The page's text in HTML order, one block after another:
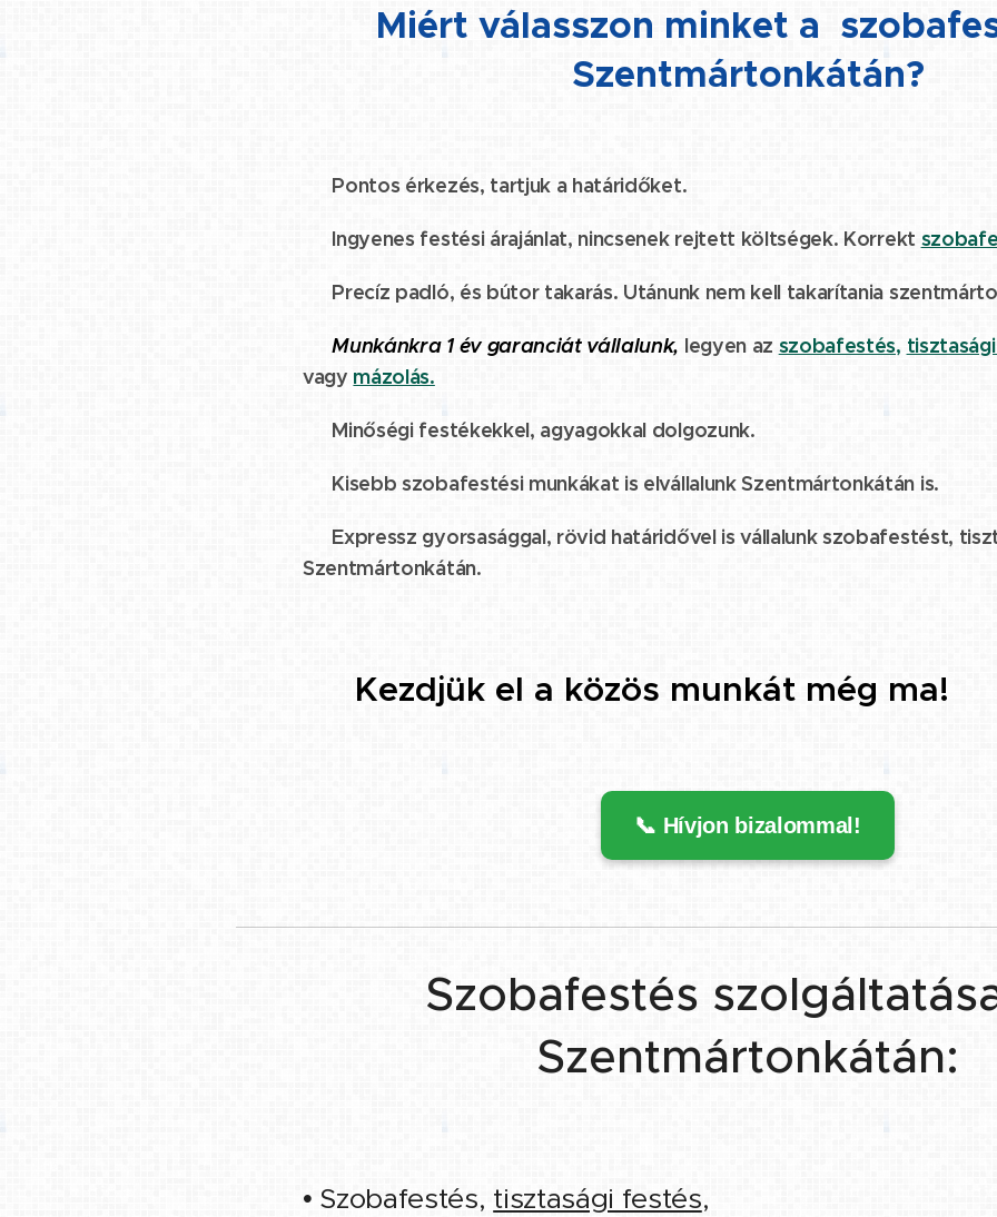
Miért válasszon minket a
Szentmártonkátán?
☑️ Pontos érkezés, tartjuk a határidőket.
☑️ Ingyenes festési árajánlat, nincsenek rejtett költségek. Korrekt
☑️ Precíz padló, és bútor takarás. Utánunk nem kell takarítania
☑️Munkánkra 1 év garanciát vállalunk, legyen az szobafestés,
vagy mázolás.
☑️ Minőségi festékekkel, agyagokkal dolgozunk.
☑️ Kisebb szobafestési munkákat is elvállalunk Szentmártonkátán is.
☑️ Expressz gyorsasággal, rövid határidővel is vállalunk szobafestést,
Szentmártonkátán.
👉 Kezdjük el a közös munkát még ma!
📞 Hívjon bizalommal!
Szobafestés
Szentmártonkátán:
• Szobafestés, tisztasági festés,